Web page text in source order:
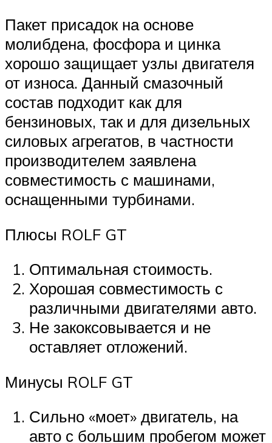
Пакет присадок на основе
молибдена, фосфора и цинка
хорошо защищает узлы двигателя
от износа. Данный смазочный
состав подходит как для
бензиновых, так и для дизельных
силовых агрегатов, в частности
производителем заявлена
совместимость с машинами,
оснащенными турбинами.
Плюсы ROLF GT
Оптимальная стоимость.
Хорошая совместимость с
различными двигателями авто.
Не закоксовывается и не
оставляет отложений.
Минусы ROLF GT
Сильно «моет» двигатель, на
авто с большим пробегом может